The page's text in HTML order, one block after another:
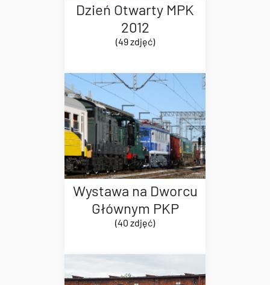
Dzień Otwarty MPK
2012
(49 zdjęć)
Wystawa na Dworcu
Głównym PKP
(40 zdjęć)